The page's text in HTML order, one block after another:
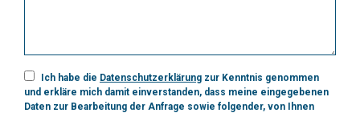
Ich habe die Datenschutzerklärung zur Kenntnis genommen
und erkläre mich damit einverstanden, dass meine eingegebenen
Daten zur Bearbeitung der Anfrage sowie folgender, von Ihnen